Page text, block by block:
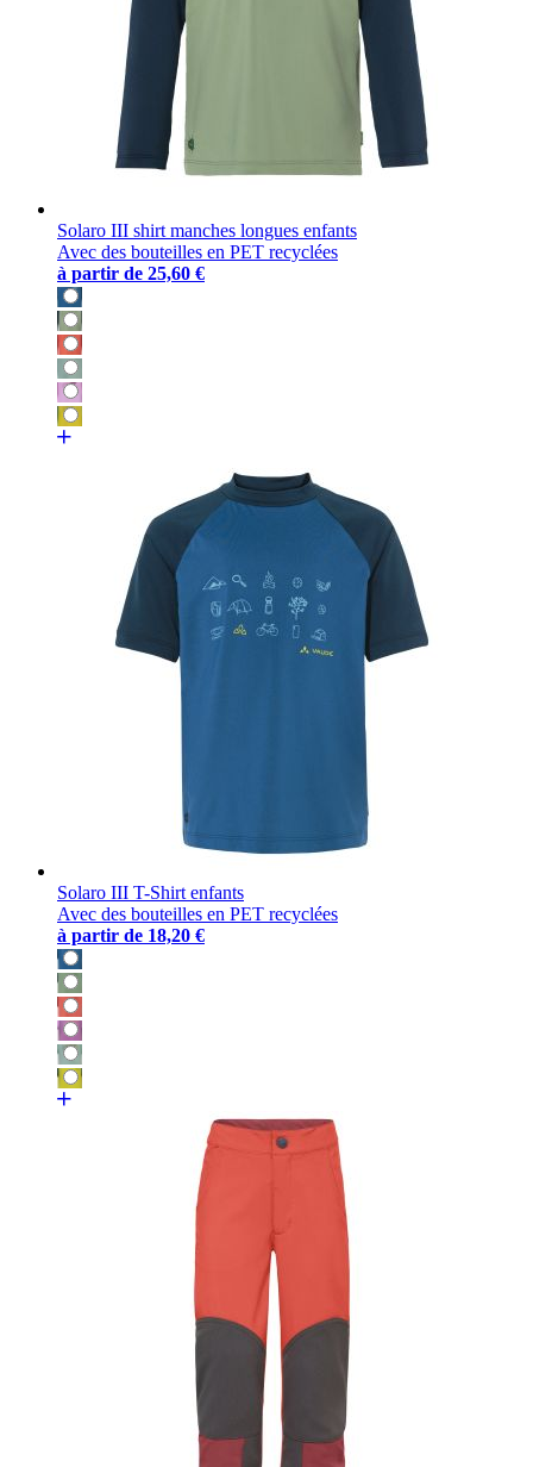
Solaro III shirt manches longues enfants
Avec des bouteilles en PET recyclées
à partir de 25,60 €
Solaro III T-Shirt enfants
Avec des bouteilles en PET recyclées
à partir de 18,20 €